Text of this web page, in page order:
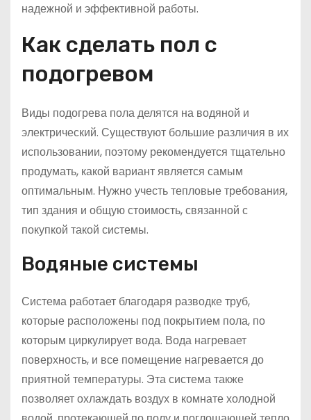
надежной и эффективной работы.
Как сделать пол с
подогревом
Виды подогрева пола делятся на водяной и
электрический. Существуют большие различия в их
использовании, поэтому рекомендуется тщательно
продумать, какой вариант является самым
оптимальным. Нужно учесть тепловые требования,
тип здания и общую стоимость, связанной с
покупкой такой системы.
Водяные системы
Система работает благодаря разводке труб,
которые расположены под покрытием пола, по
которым циркулирует вода. Вода нагревает
поверхность, и все помещение нагревается до
приятной температуры. Эта система также
позволяет охлаждать воздух в комнате холодной